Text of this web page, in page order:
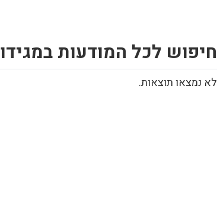
חיפוש לכל המודעות במגידו
לא נמצאו תוצאות.